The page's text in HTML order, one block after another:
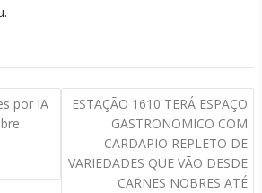
por IA
ESTAÇÃO 1610 TERÁ ESPAÇO
GASTRONOMICO COM
CARDAPIO REPLETO DE
VARIEDADES QUE VÃO DESDE
CARNES NOBRES ATÉ